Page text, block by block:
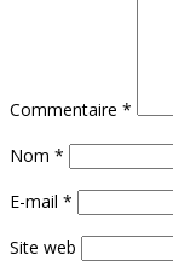
Commentaire *
Nom *
E-mail *
Site web